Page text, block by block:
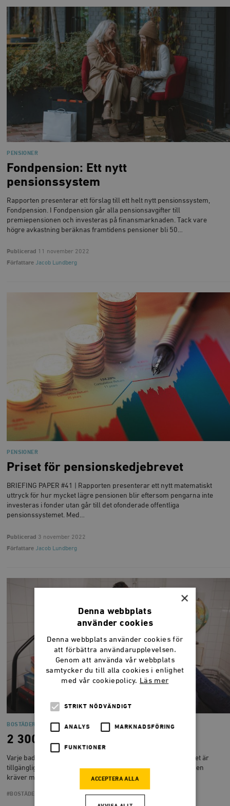
PENSIONER
Fondpension: Ett nytt
pensionssystem
Rapporten presenterar ett förslag till ett helt nytt pensionssystem,
Fondpension. I Fondpension går alla pensionsavgifter till
premiepensionen och investeras på finansmarknaden. Tack vare
högre avkastning beräknas framtidens pensioner bli 50…
Publicerad 11 november 2022
Författare Jacob Lundberg
PENSIONER
Priset för pensionskedjebrevet
BRIEFING PAPER #41 | Rapporten presenterar ett nytt matematiskt
uttryck för hur mycket lägre pensionen blir eftersom pengarna inte
investeras i fonder utan går till det ofonderade offentliga
pensionssystemet. Med…
Publicerad 3 november 2022
Författare Jacob Lundberg
BOSTÄDER
2 300 studentbostäder fler
Varje badrum i en studentbostad måste vara utformat så att det är
tillgängligt för rullstolsburna. Det här kravet gör att badrummen
kräver mer yta och att färre studentbostäder kan byggas…
#BOSTÄDER
×
Denna webbplats
använder cookies
Denna webbplats använder cookies för
att förbättra användarupplevelsen.
Genom att använda vår webbplats
samtycker du till alla cookies i enlighet
med vår cookiepolicy. Läs mer
STRIKT NÖDVÄNDIGT
ANALYS MARKNADSFÖRING
FUNKTIONER
ACCEPTERA ALLA